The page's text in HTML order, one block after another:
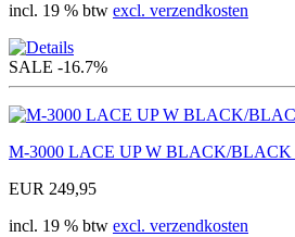
incl. 19 % btw excl. verzendkosten
SALE -16.7%
M-3000 LACE UP W BLACK/BLACK
EUR 249,95
incl. 19 % btw excl. verzendkosten